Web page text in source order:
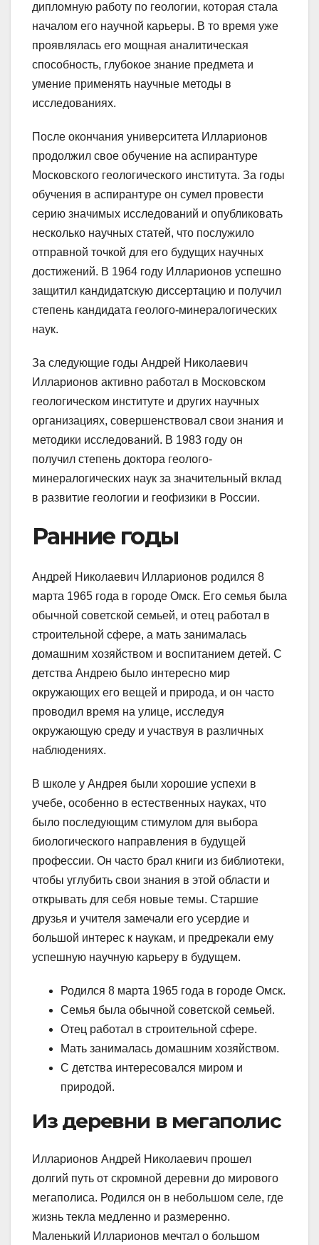
дипломную работу по геологии, которая стала
началом его научной карьеры. В то время уже
проявлялась его мощная аналитическая
способность, глубокое знание предмета и
умение применять научные методы в
исследованиях.
После окончания университета Илларионов
продолжил свое обучение на аспирантуре
Московского геологического института. За годы
обучения в аспирантуре он сумел провести
серию значимых исследований и опубликовать
несколько научных статей, что послужило
отправной точкой для его будущих научных
достижений. В 1964 году Илларионов успешно
защитил кандидатскую диссертацию и получил
степень кандидата геолого-минералогических
наук.
За следующие годы Андрей Николаевич
Илларионов активно работал в Московском
геологическом институте и других научных
организациях, совершенствовал свои знания и
методики исследований. В 1983 году он
получил степень доктора геолого-
минералогических наук за значительный вклад
в развитие геологии и геофизики в России.
Ранние годы
Андрей Николаевич Илларионов родился 8
марта 1965 года в городе Омск. Его семья была
обычной советской семьей, и отец работал в
строительной сфере, а мать занималась
домашним хозяйством и воспитанием детей. С
детства Андрею было интересно мир
окружающих его вещей и природа, и он часто
проводил время на улице, исследуя
окружающую среду и участвуя в различных
наблюдениях.
В школе у Андрея были хорошие успехи в
учебе, особенно в естественных науках, что
было последующим стимулом для выбора
биологического направления в будущей
профессии. Он часто брал книги из библиотеки,
чтобы углубить свои знания в этой области и
открывать для себя новые темы. Старшие
друзья и учителя замечали его усердие и
большой интерес к наукам, и предрекали ему
успешную научную карьеру в будущем.
Родился 8 марта 1965 года в городе Омск.
Семья была обычной советской семьей.
Отец работал в строительной сфере.
Мать занималась домашним хозяйством.
С детства интересовался миром и
природой.
Из деревни в мегаполис
Илларионов Андрей Николаевич прошел
долгий путь от скромной деревни до мирового
мегаполиса. Родился он в небольшом селе, где
жизнь текла медленно и размеренно.
Маленький Илларионов мечтал о большом